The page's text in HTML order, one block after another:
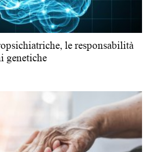
le responsabilità
genetiche